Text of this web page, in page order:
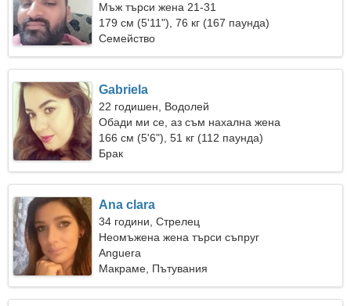
Мъж търси жена 21-31
179 см (5'11"), 76 кг (167 паунда)
Семейство
Gabriela
22 годишен, Водолей
Обади ми се, аз съм нахална жена
166 см (5'6"), 51 кг (112 паунда)
Брак
Ana clara
34 години, Стрелец
Неомъжена жена търси съпруг
Anguera
Макраме, Пътувания